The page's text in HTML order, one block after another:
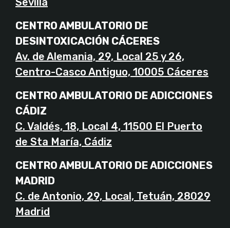
CENTRO AMBULATORIO DE
DESINTOXICACIÓN CÁCERES
Av. de Alemania, 29, Local 25 y 26,
Centro-Casco Antiguo, 10005 Cáceres
CENTRO AMBULATORIO DE ADICCIONES
CÁDIZ
C. Valdés, 18, Local 4, 11500 El Puerto
de Sta María, Cádiz
CENTRO AMBULATORIO DE ADICCIONES
MADRID
C. de Antonio, 29, Local, Tetuán, 28029
Madrid